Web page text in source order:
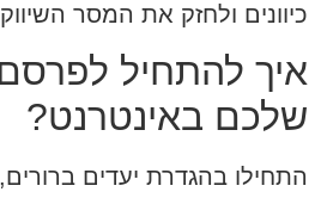
כיוונים ולחזק את המסר השיווקי.
איך להתחיל
שלכם באינטרנט?
התחילו בהגדרת יעדים ברורים,